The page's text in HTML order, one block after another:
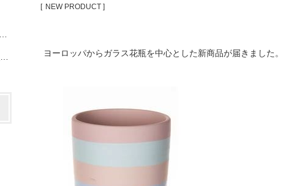
NEW PRODUCT
ヨーロッパからガラス花瓶を中心とした新商品が届きました。